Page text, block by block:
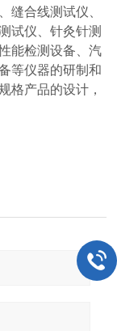
、缝合线测试仪、
试仪、针灸针测
能检测设备、汽
等仪器的研制和
格产品的设计，